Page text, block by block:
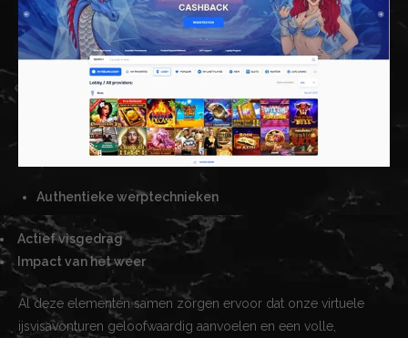
Authentieke werptechnieken
Actief visgedrag
Impact van het weer
Al deze elementen samen zorgen ervoor dat onze virtuele
ijsvisavonturen geloofwaardig aanvoelen en een volle,